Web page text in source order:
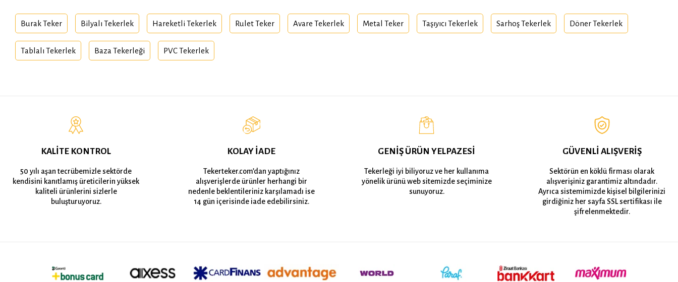
Burak Teker Bilyalı Tekerlek Hareketli Tekerlek Rulet Teker Avare Tekerlek Metal Teker Taşıyıcı Tekerlek Sarhoş Tekerlek Döner Tekerlek
Tablalı Tekerlek Baza Tekerleği PVC Tekerlek
KALİTE KONTROL
50 yılı aşan tecrübemizle sektörde
kendisini kanıtlamış üreticilerin yüksek
kaliteli ürünlerini sizlerle
buluşturuyoruz.
KOLAY İADE
Tekerteker.com’dan yaptığınız
alışverişlerde ürünler herhangi bir
nedenle beklentileriniz karşılamadı ise
14 gün içerisinde iade edebilirsiniz.
GENİŞ ÜRÜN YELPAZESİ
Tekerleği iyi biliyoruz ve her kullanıma
yönelik ürünü web sitemizde seçiminize
sunuyoruz.
GÜVENLİ ALIŞVERİŞ
Sektörün en köklü firması olarak
alışverişiniz garantimiz altındadır.
Ayrıca sistemimizde kişisel bilgilerinizi
girdiğiniz her sayfa SSL sertifikası ile
şifrelenmektedir.